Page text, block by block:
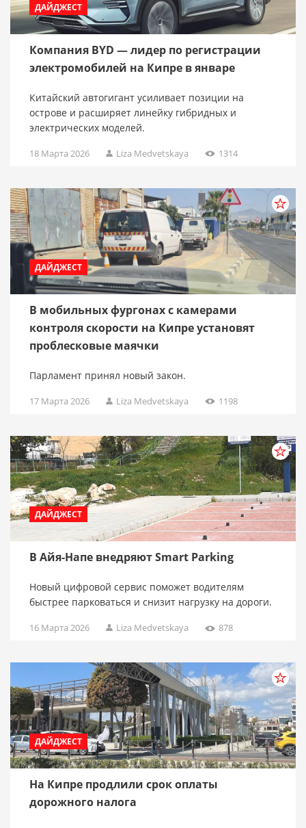
ДАЙДЖЕСТ
Компания BYD — лидер по регистрации
электромобилей на Кипре в январе
Китайский автогигант усиливает позиции на
острове и расширяет линейку гибридных и
электрических моделей.
18 Марта 2026 Liza Medvetskaya 1314
ДАЙДЖЕСТ
В мобильных фургонах с камерами
контроля скорости на Кипре установят
проблесковые маячки
Парламент принял новый закон.
17 Марта 2026 Liza Medvetskaya 1198
ДАЙДЖЕСТ
В Айя-Напе внедряют Smart Parking
Новый цифровой сервис поможет водителям
быстрее парковаться и снизит нагрузку на дороги.
16 Марта 2026 Liza Medvetskaya 878
ДАЙДЖЕСТ
На Кипре продлили срок оплаты
дорожного налога